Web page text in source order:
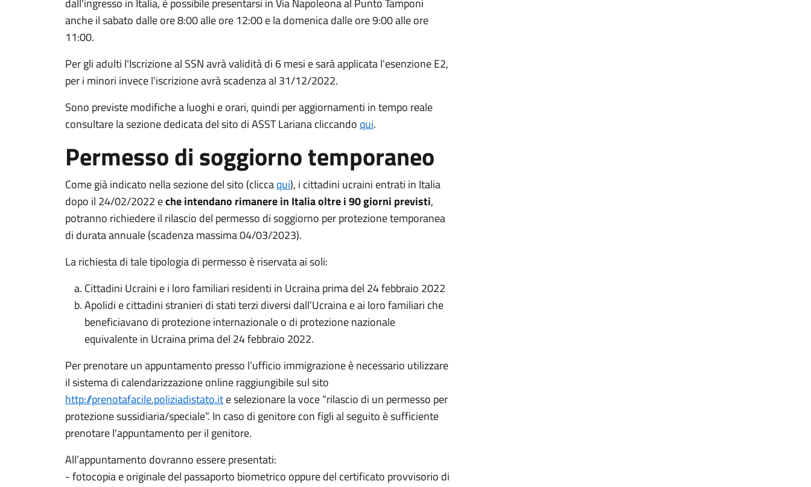
dall'ingresso in Italia, è possibile presentarsi in Via Napoleona al Punto Tamponi
anche il sabato dalle ore 8:00 alle ore 12:00 e la domenica dalle ore 9:00 alle ore
11:00.
Per gli adulti l'Iscrizione al SSN avrà validità di 6 mesi e sarà applicata l'esenzione E2,
per i minori invece l'iscrizione avrà scadenza al 31/12/2022.
Sono previste modifiche a luoghi e orari, quindi per aggiornamenti in tempo reale
consultare la sezione dedicata del sito di ASST Lariana cliccando qui.
Permesso di soggiorno temporaneo
Come già indicato nella sezione del sito (cliccaqui), i cittadini ucraini entrati in Italia
dopo il 24/02/2022 eche intendano rimanere in Italia oltre i 90 giorni previsti,
potranno richiedere il rilascio del permesso di soggiorno per protezione temporanea
di durata annuale (scadenza massima 04/03/2023).
La richiesta di tale tipologia di permesso è riservata ai soli:
Cittadini Ucraini e i loro familiari residenti in Ucraina prima del 24 febbraio 2022
Apolidi e cittadini stranieri di stati terzi diversi dall’Ucraina e ai loro familiari che
beneficiavano di protezione internazionale o di protezione nazionale
equivalente in Ucraina prima del 24 febbraio 2022.
Per prenotare un appuntamento presso l’ufficio immigrazione è necessario utilizzare
il sistema di calendarizzazione online raggiungibile sul sito
http://prenotafacile.poliziadistato.ite selezionare la voce “rilascio di un permesso per
protezione sussidiaria/speciale”. In caso di genitore con figli al seguito è sufficiente
prenotare l’appuntamento per il genitore.
All’appuntamento dovranno essere presentati:
- fotocopia e originale del passaporto biometrico oppure del certificato provvisorio di